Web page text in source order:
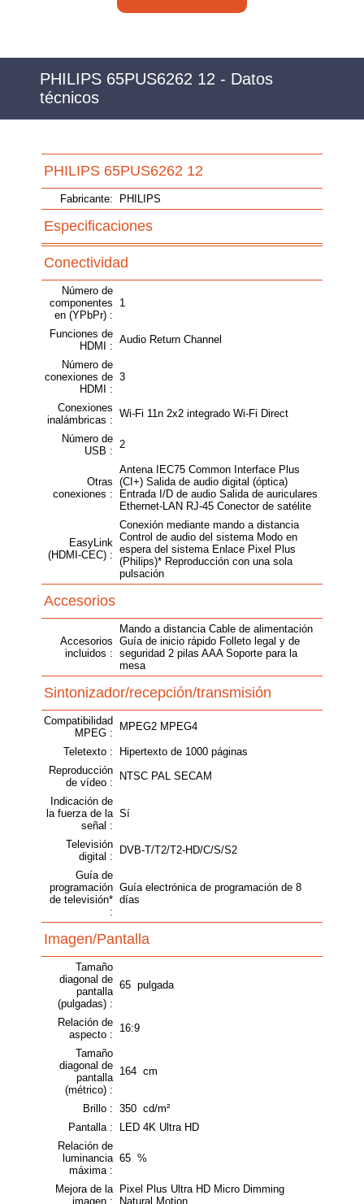
PHILIPS 65PUS6262 12 - Datos
técnicos
PHILIPS 65PUS6262 12
Fabricante: PHILIPS
Especificaciones
Conectividad
Número de
componentes
en (YPbPr) :
1
Funciones de
HDMI :
Audio Return Channel
Número de
conexiones de
HDMI :
3
Conexiones
inalámbricas :
Wi-Fi 11n 2x2 integrado Wi-Fi Direct
Número de
USB :
2
Otras
conexiones :
Antena IEC75 Common Interface Plus
(CI+) Salida de audio digital (óptica)
Entrada I/D de audio Salida de auriculares
Ethernet-LAN RJ-45 Conector de satélite
EasyLink
(HDMI-CEC) :
Conexión mediante mando a distancia
Control de audio del sistema Modo en
espera del sistema Enlace Pixel Plus
(Philips)* Reproducción con una sola
pulsación
Accesorios
Accesorios
incluidos :
Mando a distancia Cable de alimentación
Guía de inicio rápido Folleto legal y de
seguridad 2 pilas AAA Soporte para la
mesa
Sintonizador/recepción/transmisión
Compatibilidad
MPEG :
MPEG2 MPEG4
Teletexto :
Hipertexto de 1000 páginas
Reproducción
de vídeo :
NTSC PAL SECAM
Indicación de
la fuerza de la
señal :
Sí
Televisión
digital :
DVB-T/T2/T2-HD/C/S/S2
Guía de
programación
de televisión*
:
Guía electrónica de programación de 8
días
Imagen/Pantalla
Tamaño
diagonal de
pantalla
(pulgadas) :
65 pulgada
Relación de
aspecto :
16:9
Tamaño
diagonal de
pantalla
(métrico) :
164 cm
Brillo : 350 cd/m²
Pantalla :
LED 4K Ultra HD
Relación de
luminancia
máxima :
65 %
Mejora de la
imagen :
Pixel Plus Ultra HD Micro Dimming
Natural Motion